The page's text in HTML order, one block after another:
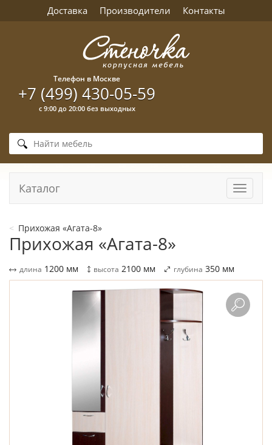
Доставка Производители Контакты
Телефон в Москве
+7 (499) 430-05-59
с 9:00 до 20:00 без выходных
Каталог
Прихожая «Агата-8»
Прихожая «Агата-8»
длина 1200 мм высота 2100 мм глубина 350 мм